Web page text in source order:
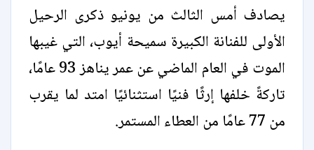
يصادف أمس الثالث من يونيو ذكرى الرحيل
الأولى للفنانة الكبيرة سميحة أيوب، التي غيبها
الموت في العام الماضي عن عمر يناهز 93 عامًا،
تاركةً خلفها إرثًا فنيًا استثنائيًا امتد لما يقرب
من 77 عامًا من العطاء المستمر.